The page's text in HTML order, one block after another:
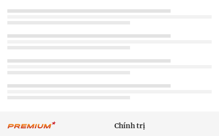
Chính trị